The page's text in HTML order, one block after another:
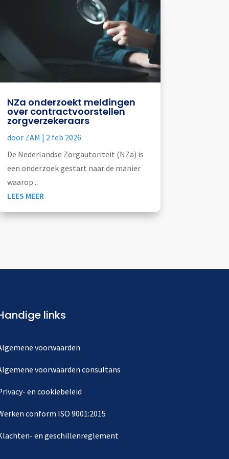
NZa onderzoekt meldingen
over contractvoorstellen
zorgverzekeraars
door ZAM | 2 feb 2026
De Nederlandse Zorgautoriteit (NZa) is
een onderzoek gestart naar de manier
waarop...
LEES MEER
links
voorwaarden
voorwaarden consultans
en cookiebeleid
conform ISO 9001:2015
en geschillenreglement